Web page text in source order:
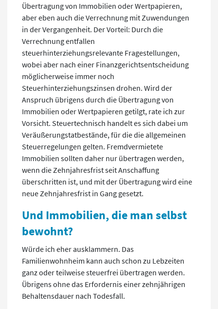
Übertragung von Immobilien oder Wertpapieren,
aber eben auch die Verrechnung mit Zuwendungen
in der Vergangenheit. Der Vorteil: Durch die
Verrechnung entfallen
steuerhinterziehungsrelevante Fragestellungen,
wobei aber nach einer Finanzgerichtsentscheidung
möglicherweise immer noch
Steuerhinterziehungszinsen drohen. Wird der
Anspruch übrigens durch die Übertragung von
Immobilien oder Wertpapieren getilgt, rate ich zur
Vorsicht. Steuertechnisch handelt es sich dabei um
Veräußerungstatbestände, für die die allgemeinen
Steuerregelungen gelten. Fremdvermietete
Immobilien sollten daher nur übertragen werden,
wenn die Zehnjahresfrist seit Anschaffung
überschritten ist, und mit der Übertragung wird eine
neue Zehnjahresfrist in Gang gesetzt.
Und Immobilien, die man selbst
bewohnt?
Würde ich eher ausklammern. Das
Familienwohnheim kann auch schon zu Lebzeiten
ganz oder teilweise steuerfrei übertragen werden.
Übrigens ohne das Erfordernis einer zehnjährigen
Behaltensdauer nach Todesfall.